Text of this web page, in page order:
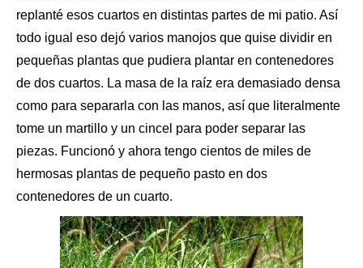
replanté esos cuartos en distintas partes de mi patio. Así
todo igual eso dejó varios manojos que quise dividir en
pequeñas plantas que pudiera plantar en contenedores
de dos cuartos. La masa de la raíz era demasiado densa
como para separarla con las manos, así que literalmente
tome un martillo y un cincel para poder separar las
piezas. Funcionó y ahora tengo cientos de miles de
hermosas plantas de pequeño pasto en dos
contenedores de un cuarto.